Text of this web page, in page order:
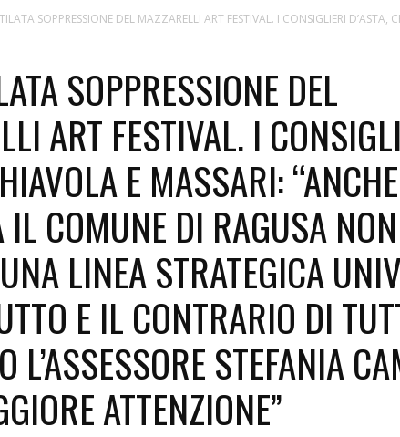
SOPPRESSIONE DEL MAZZARELLI ART FESTIVAL. I CONSIGLIERI D’ASTA,
SOPPRESSIONE DEL
ART FESTIVAL. I
E MASSARI: “ANCHE
IL COMUNE DI RAGUSA NON
LINEA STRATEGICA
E IL CONTRARIO DI
L’ASSESSORE STEFANIA
ATTENZIONE”